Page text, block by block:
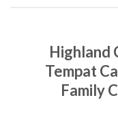
Highland
Tempat
Family